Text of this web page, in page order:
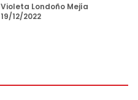
Violeta Londoño Mejía
19/12/2022